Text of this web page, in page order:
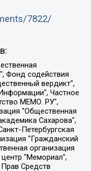
7822/
Дмитрий Викторович, Красноярская региональная общественная организация поддержки и развития альтернативных образовательных технологий и межкультурных коммуникаций "ИНТЕРРА", Маяковская Екатерина Алексеевна, Фейгин Марк Захарович, Филимонов Андрей Викторович, Дзугкоева Регина Николаевна, Доброхотов Роман Александрович, Дудь Юрий Александрович, Елкин Сергей Владимирович, Кругликов Кирилл Игоревич, Сабунаева Мария Леонидовна, Семенов Алексей Владимирович, Шаинян Карен Багратович, Шульман Екатерина Михайловна, Асафьев Артур Валерьевич, Вахштайн Виктор Семенович, Венедиктов Алексей Алексеевич, Лушникова Екатерина Евгеньевна, Волков Леонид Михайлович, Невзоров Александр Глебович, Пархоменко Сергей Борисович, Сироткин Ярослав Николаевич, Кара-Мурза Владимир Владимирович, Баранова Наталья Владимировна, Гозман Леонид Яковлевич, Кагарлицкий Борис Юльевич, Климарев Михаил Валерьевич, Милов Владимир Станиславович, Автономная некоммерческая организация Краснодарский центр современного искусства "Типография", Моргенштерн Алишер Тагирович, Соболь Любовь Эдуардовна, Общество с ограниченной ответственностью "ЛИЗА НОРМ", Каспаров Гарри Кимович, Ходорковский Михаил Борисович, Общество с ограниченной ответственностью "Апрельские тезисы", Данилович Ирина Брониславовна, Кашин Олег Владимирович, Петров Николай Владимирович, Пивоваров Алексей Владимирович, Соколов Михаил Владимирович, Цветкова Юлия Владимировна, Чичваркин Евгений Александрович, Комитет против пыток/Команда против пыток, Общество с ограниченной ответственностью "Первый научный", Общество с ограниченной ответственностью "Вертолет и ко", Белоцерковская Вероника Борисовна, Кац Максим Евгеньевич, Лазарева Татьяна Юрьевна, Шаведдинов Руслан Табризович, Яшин Илья Валерьевич, Общество с ограниченной ответственностью "Иноагент ААВ", Алешковский Дмитрий Петрович, Альбац Евгения Марковна, Быков Дмитрий Львович, Галямина Юлия Евгеньевна, Лойко Сергей Леонидович, Мартынов Кирилл Константинович, Медведев Сергей Александрович, Крашенинников Федор Геннадиевич, Гордеева Катерина Вл